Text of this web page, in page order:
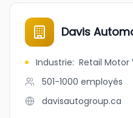
Davis
Industrie: Retail Motor
501-1000 employés
davisautogroup.ca